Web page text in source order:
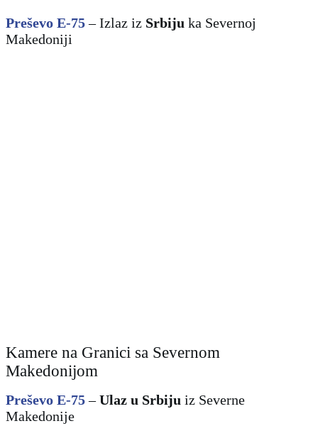
Preševo E-75 – Izlaz iz Srbiju ka Severnoj
Makedoniji
Kamere na Granici sa Severnom
Makedonijom
Preševo E-75 –Ulaz u Srbiju iz Severne
Makedonije